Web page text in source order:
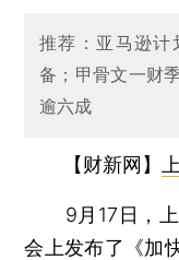
推荐：亚马逊计
备；甲骨文一财
逾六成
【财新网】
9月17日，上
会上发布了《加